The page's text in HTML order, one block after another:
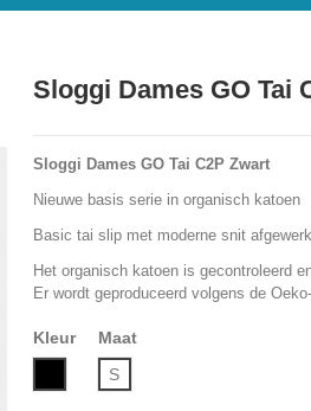
Sloggi Dames GO Tai
Sloggi Dames GO Tai C2P Zwart
Nieuwe basis serie in organisch katoen
Basic tai slip met moderne snit
Het organisch katoen is gecontroleerd
Er wordt geproduceerd volgens de
Kleur
Maat
S